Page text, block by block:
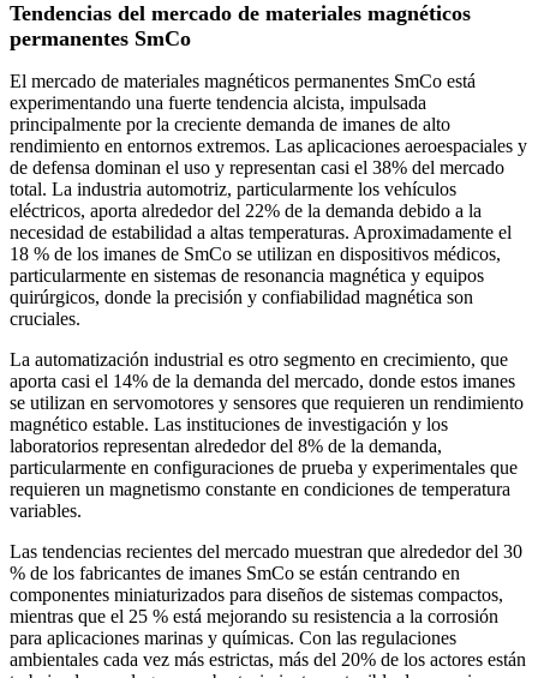
Tendencias del mercado de materiales magnéticos
permanentes SmCo
El mercado de materiales magnéticos permanentes SmCo está
experimentando una fuerte tendencia alcista, impulsada
principalmente por la creciente demanda de imanes de alto
rendimiento en entornos extremos. Las aplicaciones aeroespaciales y
de defensa dominan el uso y representan casi el 38% del mercado
total. La industria automotriz, particularmente los vehículos
eléctricos, aporta alrededor del 22% de la demanda debido a la
necesidad de estabilidad a altas temperaturas. Aproximadamente el
18 % de los imanes de SmCo se utilizan en dispositivos médicos,
particularmente en sistemas de resonancia magnética y equipos
quirúrgicos, donde la precisión y confiabilidad magnética son
cruciales.
La automatización industrial es otro segmento en crecimiento, que
aporta casi el 14% de la demanda del mercado, donde estos imanes
se utilizan en servomotores y sensores que requieren un rendimiento
magnético estable. Las instituciones de investigación y los
laboratorios representan alrededor del 8% de la demanda,
particularmente en configuraciones de prueba y experimentales que
requieren un magnetismo constante en condiciones de temperatura
variables.
Las tendencias recientes del mercado muestran que alrededor del 30
% de los fabricantes de imanes SmCo se están centrando en
componentes miniaturizados para diseños de sistemas compactos,
mientras que el 25 % está mejorando su resistencia a la corrosión
para aplicaciones marinas y químicas. Con las regulaciones
ambientales cada vez más estrictas, más del 20% de los actores están